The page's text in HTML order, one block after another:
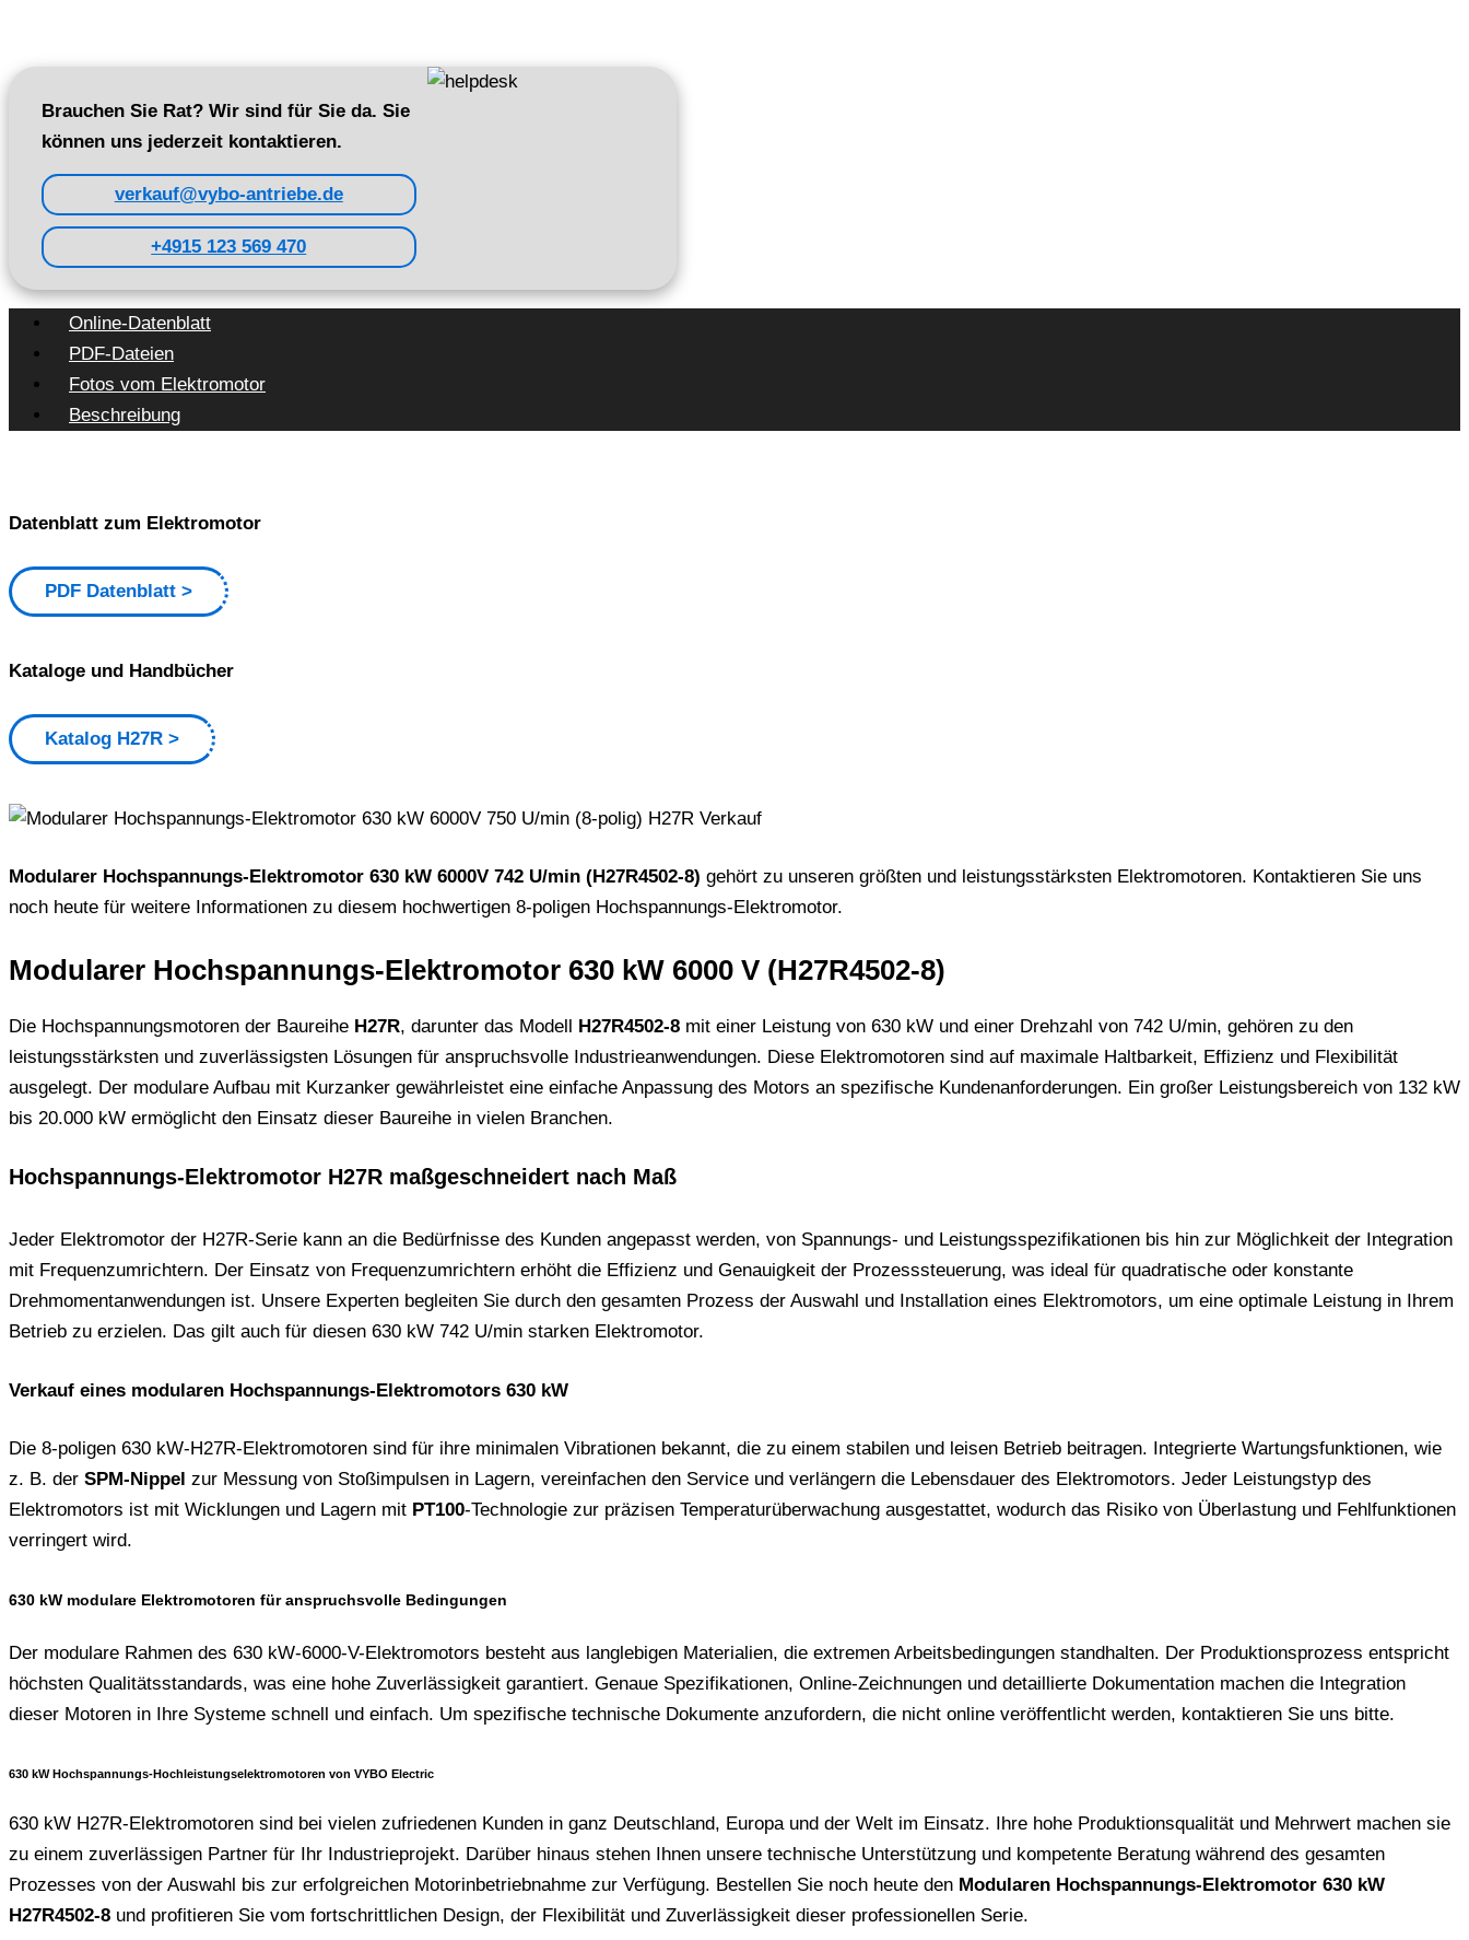
Brauchen Sie Rat? Wir sind für Sie da. Sie
können uns jederzeit kontaktieren.
verkauf@vybo-antriebe.de
+4915 123 569 470
Online-Datenblatt
PDF-Dateien
Fotos vom Elektromotor
Beschreibung
Datenblatt zum Elektromotor
PDF Datenblatt
Kataloge und Handbücher
Katalog H27R
Modularer Hochspannungs-Elektromotor 630 kW 6000V 742 U/min (H27R4502-8) gehört zu unseren größten und leistungsstärksten Elektromotoren. Kontaktieren Sie uns
noch heute für weitere Informationen zu diesem hochwertigen 8-poligen Hochspannungs-Elektromotor.
Modularer Hochspannungs-Elektromotor 630 kW 6000 V (H27R4502-8)
Die Hochspannungsmotoren der Baureihe H27R, darunter das Modell H27R4502-8 mit einer Leistung von 630 kW und einer Drehzahl von 742 U/min, gehören zu den
leistungsstärksten und zuverlässigsten Lösungen für anspruchsvolle Industrieanwendungen. Diese Elektromotoren sind auf maximale Haltbarkeit, Effizienz und Flexibilität
ausgelegt. Der modulare Aufbau mit Kurzanker gewährleistet eine einfache Anpassung des Motors an spezifische Kundenanforderungen. Ein großer Leistungsbereich von 132 kW
bis 20.000 kW ermöglicht den Einsatz dieser Baureihe in vielen Branchen.
Hochspannungs-Elektromotor H27R maßgeschneidert nach Maß
Jeder Elektromotor der H27R-Serie kann an die Bedürfnisse des Kunden angepasst werden, von Spannungs- und Leistungsspezifikationen bis hin zur Möglichkeit der Integration
mit Frequenzumrichtern. Der Einsatz von Frequenzumrichtern erhöht die Effizienz und Genauigkeit der Prozesssteuerung, was ideal für quadratische oder konstante
Drehmomentanwendungen ist. Unsere Experten begleiten Sie durch den gesamten Prozess der Auswahl und Installation eines Elektromotors, um eine optimale Leistung in Ihrem
Betrieb zu erzielen. Das gilt auch für diesen 630 kW 742 U/min starken Elektromotor.
Verkauf eines modularen Hochspannungs-Elektromotors 630 kW
Die 8-poligen 630 kW-H27R-Elektromotoren sind für ihre minimalen Vibrationen bekannt, die zu einem stabilen und leisen Betrieb beitragen. Integrierte Wartungsfunktionen, wie
z. B. der SPM-Nippel zur Messung von Stoßimpulsen in Lagern, vereinfachen den Service und verlängern die Lebensdauer des Elektromotors. Jeder Leistungstyp des
Elektromotors ist mit Wicklungen und Lagern mit PT100-Technologie zur präzisen Temperaturüberwachung ausgestattet, wodurch das Risiko von Überlastung und Fehlfunktionen
verringert wird.
630 kW modulare Elektromotoren für anspruchsvolle Bedingungen
Der modulare Rahmen des 630 kW-6000-V-Elektromotors besteht aus langlebigen Materialien, die extremen Arbeitsbedingungen standhalten. Der Produktionsprozess entspricht
höchsten Qualitätsstandards, was eine hohe Zuverlässigkeit garantiert. Genaue Spezifikationen, Online-Zeichnungen und detaillierte Dokumentation machen die Integration
dieser Motoren in Ihre Systeme schnell und einfach. Um spezifische technische Dokumente anzufordern, die nicht online veröffentlicht werden, kontaktieren Sie uns bitte.
630 kW Hochspannungs-Hochleistungselektromotoren von VYBO Electric
630 kW H27R-Elektromotoren sind bei vielen zufriedenen Kunden in ganz Deutschland, Europa und der Welt im Einsatz. Ihre hohe Produktionsqualität und Mehrwert machen sie
zu einem zuverlässigen Partner für Ihr Industrieprojekt. Darüber hinaus stehen Ihnen unsere technische Unterstützung und kompetente Beratung während des gesamten
Prozesses von der Auswahl bis zur erfolgreichen Motorinbetriebnahme zur Verfügung. Bestellen Sie noch heute den Modularen Hochspannungs-Elektromotor 630 kW
H27R4502-8 und profitieren Sie vom fortschrittlichen Design, der Flexibilität und Zuverlässigkeit dieser professionellen Serie.